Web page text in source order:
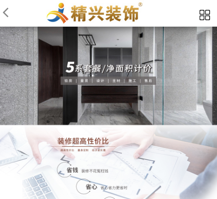
当前位置：5系标准产品